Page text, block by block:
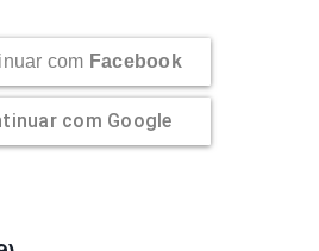
com Facebook
com Google